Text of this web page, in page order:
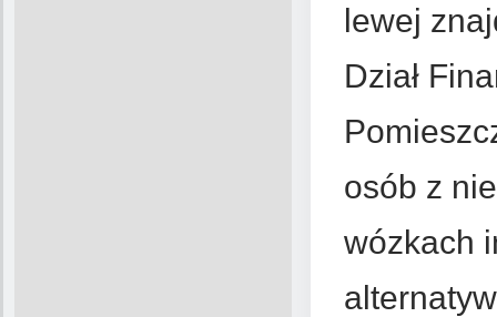
lewej
Dział
osób z
wózkach